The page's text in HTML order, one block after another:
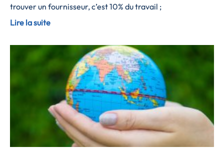
trouver un fournisseur, c’est 10% du travail ;
Lire la suite